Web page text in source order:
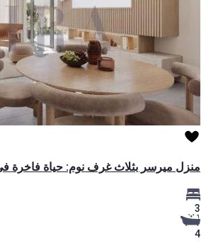
منزل ميرسر بثلاث غرف نوم: حياة فاخرة
3
4